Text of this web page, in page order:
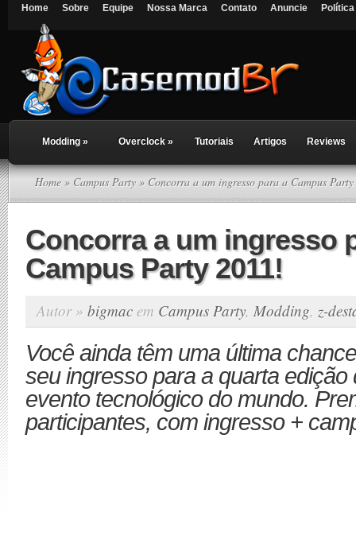
Home Sobre Equipe Nossa Marca Contato Anuncie
Modding » Overclock » Tutoriais Artigos Reviews
Home » Campus Party» Concorra a um ingresso para a Campus
Concorra a um ingresso
Campus Party 2011!
Autor » bigmac em Campus Party, Modding, z-
Você ainda têm uma última
seu ingresso para a quarta edição
evento tecnológico do mundo.
participantes, com ingresso +